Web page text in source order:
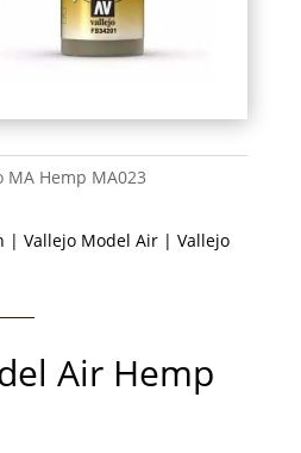
MA Hemp MA023
| Vallejo Model Air| Vallejo
Air Hemp